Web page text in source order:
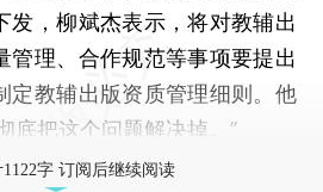
发，柳斌杰表示，将对教辅出
管理、合作规范等事项要提出
定教辅出版资质管理细则。他
底把这个问题解决掉。”
字 订阅后继续阅读